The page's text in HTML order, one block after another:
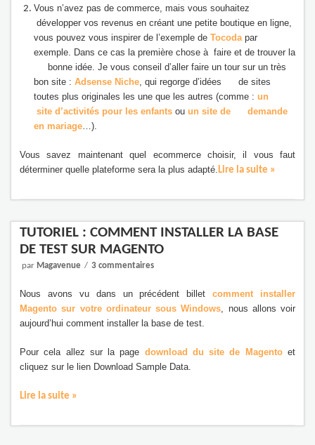
Vous n’avez pas de commerce, mais vous souhaitez
développer vos revenus en créant une petite boutique en ligne,
vous pouvez vous inspirer de l’exemple de Tocoda par
exemple. Dans ce cas la première chose à faire et de trouver la
bonne idée. Je vous conseil d’aller faire un tour sur un très
bon site : Adsense Niche , qui regorge d’idées de sites
toutes plus originales les une que les autres (comme : un
site d’activités pour les enfants ou un site de demande
en mariage …).
Vous savez maintenant quel ecommerce choisir, il vous faut
déterminer quelle plateforme sera la plus adapté. Lire la suite »
TUTORIEL : COMMENT INSTALLER LA BASE
DE TEST SUR MAGENTO
par Magavenue 3 commentaires
Nous avons vu dans un précédent billetcomment installer
Magento sur votre ordinateur sous Windows , nous allons voir
aujourd’hui comment installer la base de test.
Pour cela allez sur la page download du site de Magentoet
cliquez sur le lien Download Sample Data.
Lire la suite »